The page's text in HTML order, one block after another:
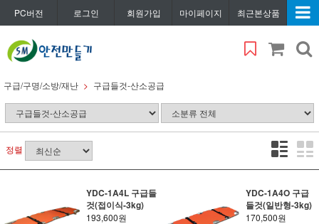
PC버전 로그인 회원가입 마이페이지 최근본상품
구급/구명/소방/재난 구급들것-산소공급
정렬
YDC-1A4L 구급들
것(접이식-3kg)
193,600원
YDC-1A4O 구급
들것(일반형-3kg)
170,500원